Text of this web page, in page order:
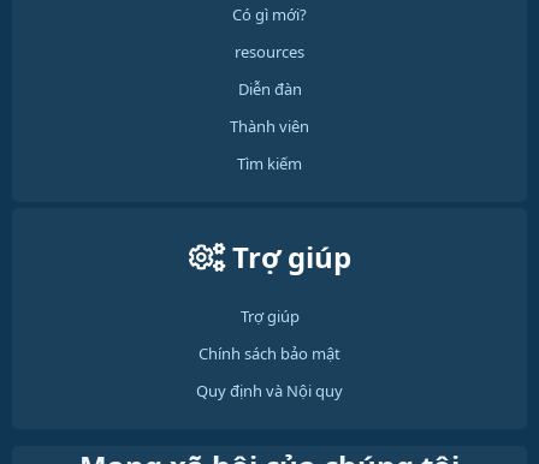
Có gì mới?
resources
Diễn đàn
Thành viên
Tìm kiếm
Trợ giúp
Trợ giúp
Chính sách bảo mật
Quy định và Nội quy